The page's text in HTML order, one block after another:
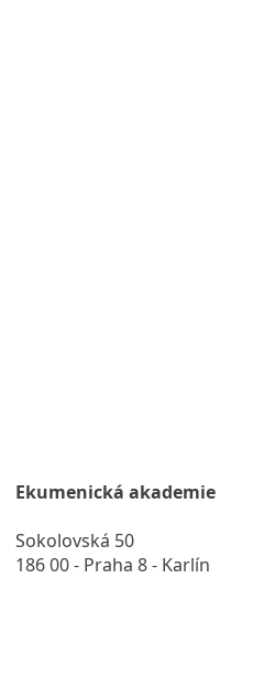
Ekumenická akademie
Sokolovská 50
186 00 - Praha 8 - Karlín